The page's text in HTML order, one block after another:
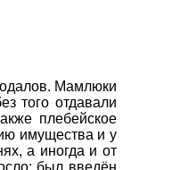
Мамлюки
того отдавали
плебейское
имущества и у
а иногда и от